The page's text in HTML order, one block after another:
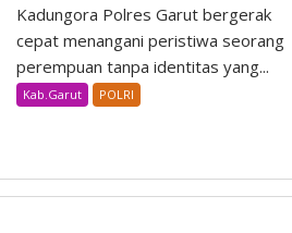
Kadungora Polres Garut bergerak
cepat menangani peristiwa seorang
perempuan tanpa identitas yang...
Kab.Garut POLRI